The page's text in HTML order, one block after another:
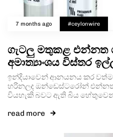
7 months ago #ceylonwire
ගැටලු මතුකළ එන්නත
අමාත්‍යාංශය විස්තර
ඉන්දියාවෙන් ආනයනය කර
හරිනලද ඔන්ඩෙස්ටරෝන්
වියහැකි බවට ඇති බිය
read more